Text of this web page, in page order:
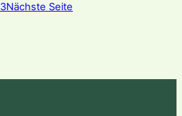
3Nächste Seite